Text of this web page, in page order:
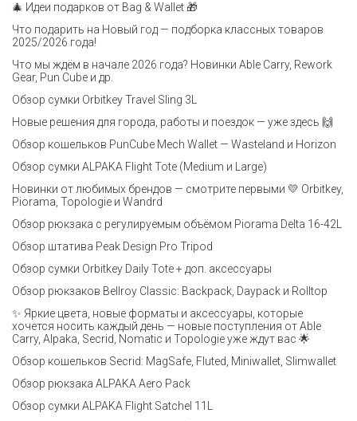
🎄 Идеи подарков от Bag & Wallet 🎁
Что подарить на Новый год — подборка классных товаров
2025/2026 года!
Что мы ждём в начале 2026 года? Новинки Able Carry, Rework
Gear, Pun Cube и др.
Обзор сумки Orbitkey Travel Sling 3L
Новые решения для города, работы и поездок — уже здесь 🙌
Обзор кошельков PunCube Mech Wallet — Wasteland и Horizon
Обзор сумки ALPAKA Flight Tote (Medium и Large)
Новинки от любимых брендов — смотрите первыми 💛 Orbitkey,
Piorama, Topologie и Wandrd
Обзор рюкзака с регулируемым объёмом Piorama Delta 16-42L
Обзор штатива Peak Design Pro Tripod
Обзор сумки Orbitkey Daily Tote + доп. аксессуары
Обзор рюкзаков Bellroy Classic: Backpack, Daypack и Rolltop
✨ Яркие цвета, новые форматы и аксессуары, которые
хочется носить каждый день — новые поступления от Able
Carry, Alpaka, Secrid, Nomatic и Topologie уже ждут вас 🌟
Обзор кошельков Secrid: MagSafe, Fluted, Miniwallet, Slimwallet
Обзор рюкзака ALPAKA Aero Pack
Обзор сумки ALPAKA Flight Satchel 11L